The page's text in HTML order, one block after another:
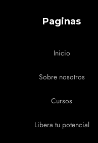
Paginas
Inicio
Sobre nosotros
Cursos
Libera tu potencial